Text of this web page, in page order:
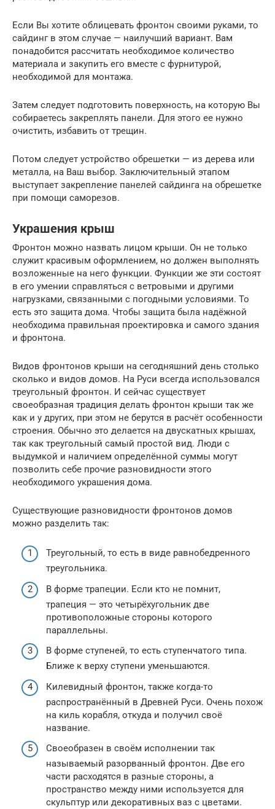
Если Вы хотите облицевать фронтон своими руками, то
сайдинг в этом случае — наилучший вариант. Вам
понадобится рассчитать необходимое количество
материала и закупить его вместе с фурнитурой,
необходимой для монтажа.
Затем следует подготовить поверхность, на которую Вы
собираетесь закреплять панели. Для этого ее нужно
очистить, избавить от трещин.
Потом следует устройство обрешетки — из дерева или
металла, на Ваш выбор. Заключительный этапом
выступает закрепление панелей сайдинга на обрешетке
при помощи саморезов.
Украшения крыш
Фронтон можно назвать лицом крыши. Он не только
служит красивым оформлением, но должен выполнять
возложенные на него функции. Функции же эти состоят
в его умении справляться с ветровыми и другими
нагрузками, связанными с погодными условиями. То
есть это защита дома. Чтобы защита была надёжной
необходима правильная проектировка и самого здания
и фронтона.
Видов фронтонов крыши на сегодняшний день столько
сколько и видов домов. На Руси всегда использовался
треугольный фронтон. И сейчас существует
своеобразная традиция делать фронтон крыши так же
как и у других, при этом не берутся в расчёт особенности
строения. Обычно это делается на двускатных крышах,
так как треугольный самый простой вид. Люди с
выдумкой и наличием определённой суммы могут
позволить себе прочие разновидности этого
необходимого украшения дома.
Существующие разновидности фронтонов домов
можно разделить так:
Треугольный, то есть в виде равнобедренного
треугольника.
В форме трапеции. Если кто не помнит,
трапеция — это четырёхугольник две
противоположные стороны которого
параллельны.
В форме ступеней, то есть ступенчатого типа.
Ближе к верху ступени уменьшаются.
Килевидный фронтон, также когда-то
распространённый в Древней Руси. Очень похож
на киль корабля, откуда и получил своё
название.
Своеобразен в своём исполнении так
называемый разорванный фронтон. Две его
части расходятся в разные стороны, а
пространство между ними используется для
скульптур или декоративных ваз с цветами.